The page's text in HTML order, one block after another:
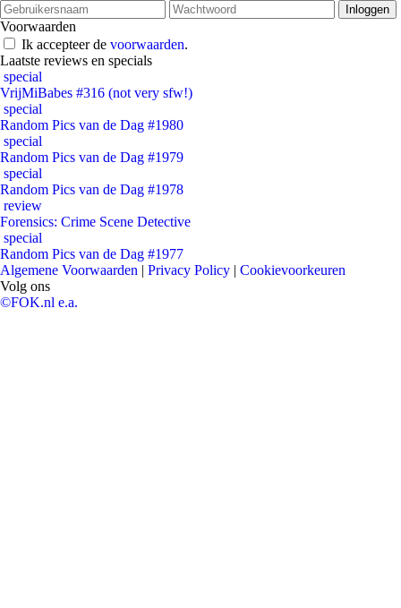
Voorwaarden
Ik accepteer de voorwaarden.
Laatste reviews en specials
special
VrijMiBabes #316 (not very sfw!)
special
Random Pics van de Dag #1980
special
Random Pics van de Dag #1979
special
Random Pics van de Dag #1978
review
Forensics: Crime Scene Detective
special
Random Pics van de Dag #1977
Algemene Voorwaarden | Privacy Policy | Cookievoorkeuren
Volg ons
©FOK.nl e.a.